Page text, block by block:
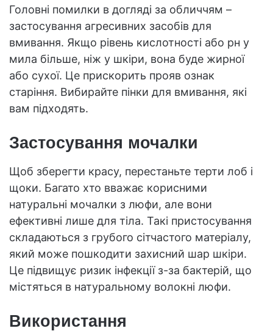
Головні помилки в догляді за обличчям –
застосування агресивних засобів для
вмивання. Якщо рівень кислотності або рн у
мила більше, ніж у шкіри, вона буде жирної
або сухої. Це прискорить прояв ознак
старіння. Вибирайте пінки для вмивання, які
вам підходять.
Застосування мочалки
Щоб зберегти красу, перестаньте терти лоб і
щоки. Багато хто вважає корисними
натуральні мочалки з люфи, але вони
ефективні лише для тіла. Такі пристосування
складаються з грубого сітчастого матеріалу,
який може пошкодити захисний шар шкіри.
Це підвищує ризик інфекції з-за бактерій, що
містяться в натуральному волокні люфи.
Використання